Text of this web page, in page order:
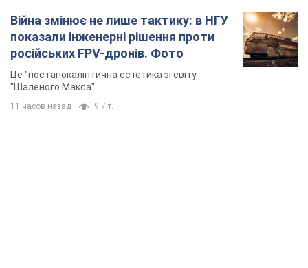
Війна змінює не лише тактику: в НГУ
показали інженерні рішення проти
російських FPV-дронів. Фото
Це "постапокаліптична естетика зі світу
"Шаленого Макса"
11 часов назад 9,7 т.